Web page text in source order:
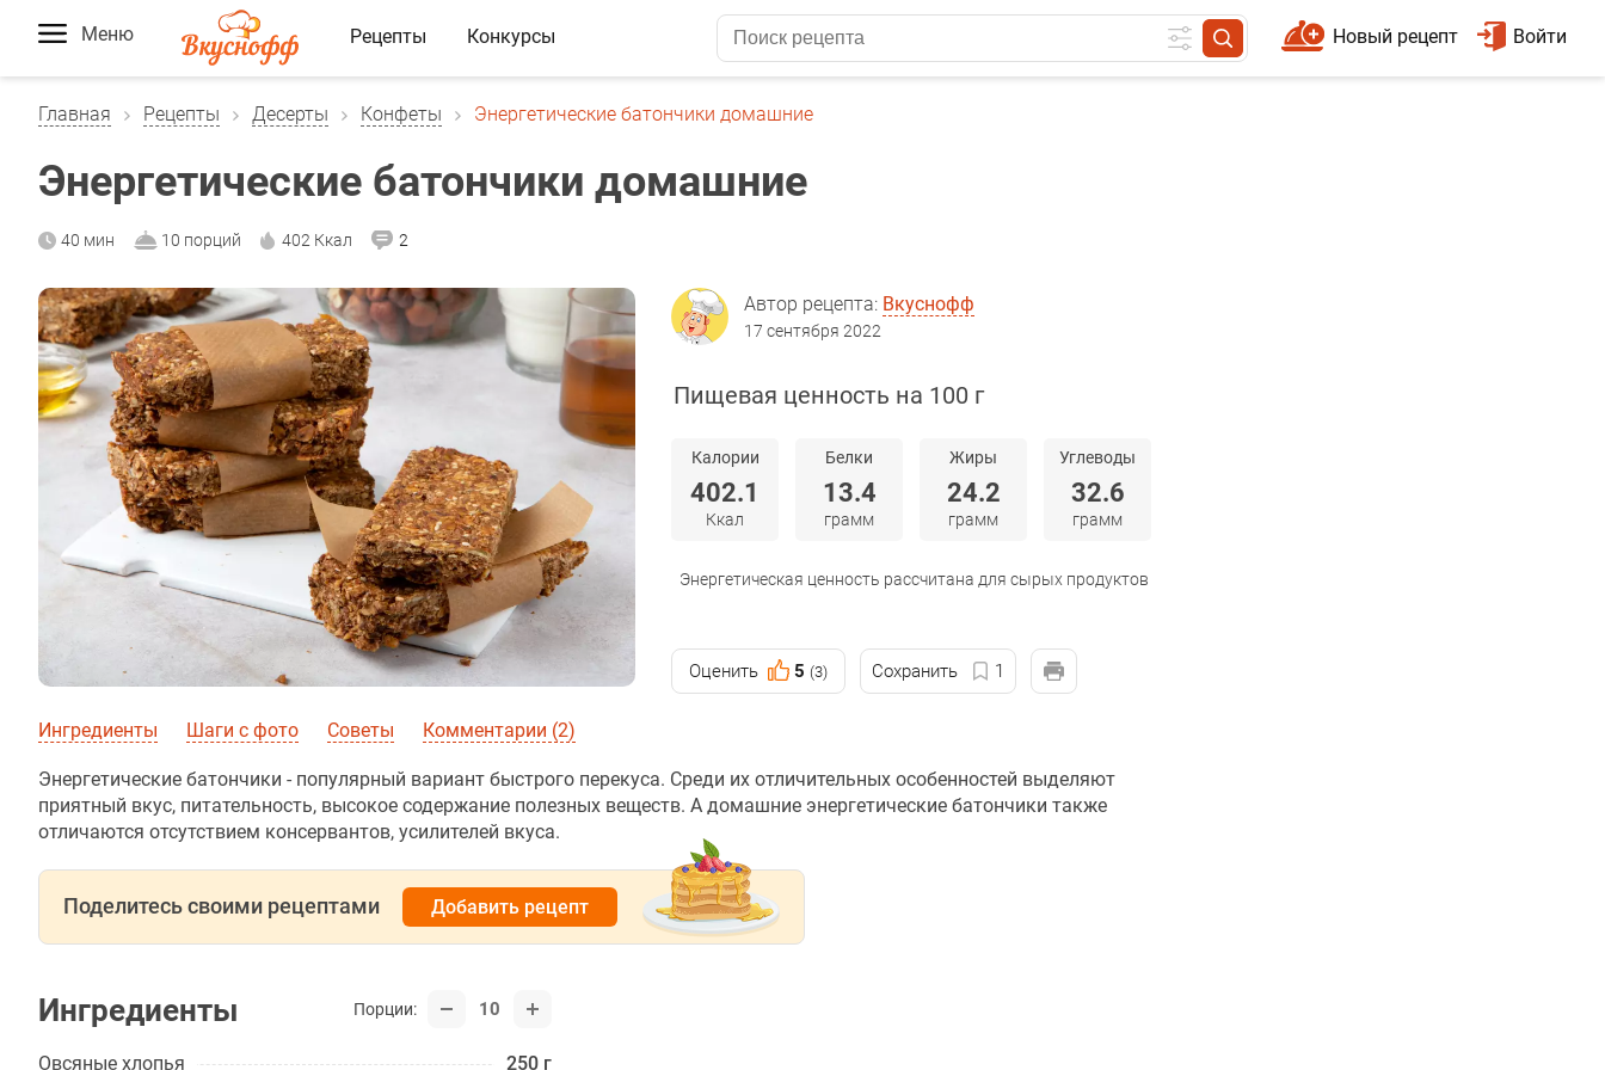
Меню Рецепты Конкурсы Войти
Новый рецепт
Главная Рецепты Десерты Конфеты Энергетические батончики домашние
Энергетические батончики домашние
40 мин 10 порций 402 Ккал 2
Автор рецепта: Вкуснофф
17 сентября 2022
Пищевая ценность на 100 г
Калории
402.1
Ккал
Белки
13.4
грамм
Жиры
24.2
грамм
Углеводы
32.6
грамм
Энергетическая ценность рассчитана для сырых продуктов
Оценить 5 (3) Сохранить 1
Ингредиенты Шаги с фото Советы Комментарии (2)
Энергетические батончики - популярный вариант быстрого перекуса. Среди их отличительных особенностей выделяют
приятный вкус, питательность, высокое содержание полезных веществ. А домашние энергетические батончики также
отличаются отсутствием консервантов, усилителей вкуса.
Поделитесь своими рецептами Добавить рецепт
Ингредиенты Порции: 10
Овсяные хлопья
250 г